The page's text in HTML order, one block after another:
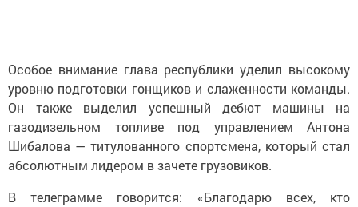
Особое внимание глава республики уделил высокому
уровню подготовки гонщиков и слаженности команды.
Он также выделил успешный дебют машины на
газодизельном топливе под управлением Антона
Шибалова — титулованного спортсмена, который стал
абсолютным лидером в зачете грузовиков.
В телеграмме говорится: «Благодарю всех, кто